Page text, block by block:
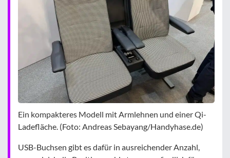
Ein kompakteres Modell mit Armlehnen und einer Qi-
Ladefläche. (Foto: Andreas Sebayang/Handyhase.de)
USB-Buchsen gibt es dafür in ausreichender Anzahl,